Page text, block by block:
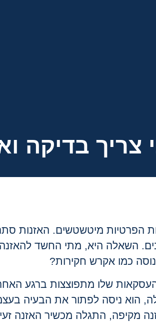
צריך בדיקה
הפרטיות מיטשטשים. האזנות
השאלה היא, מתי החשד
כמו אקרש חקירות?
שלו מתפוצצות ברגע
הוא ניסה לפתור את הבעיה
מקיפה, התגלה מכשיר האזנה